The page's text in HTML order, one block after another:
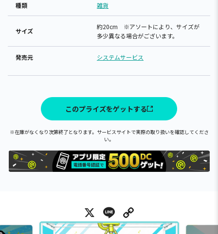
種類 雑貨
サイズ
約20cm ※アソートにより、サイズが
多少異なる場合がございます。
発売元 システムサービス
このプライズをゲットする
※在庫がなくなり次第終了となります。サービスサイトで実際の取り扱いを確認してくださ
い。
X Line